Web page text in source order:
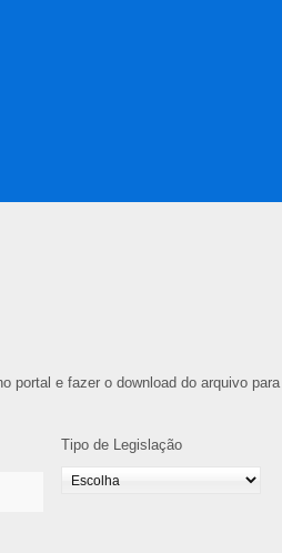
portal e fazer o download do arquivo
Tipo de Legislação